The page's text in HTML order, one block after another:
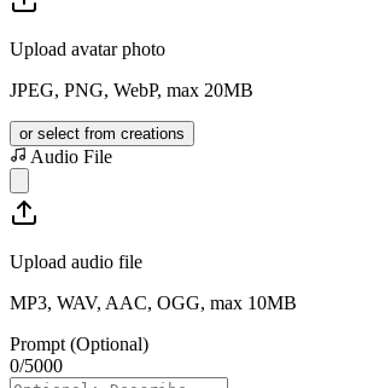
Upload avatar photo
JPEG, PNG, WebP, max 20MB
or select from creations
Audio File
Upload audio file
MP3, WAV, AAC, OGG, max 10MB
Prompt (Optional)
0/5000